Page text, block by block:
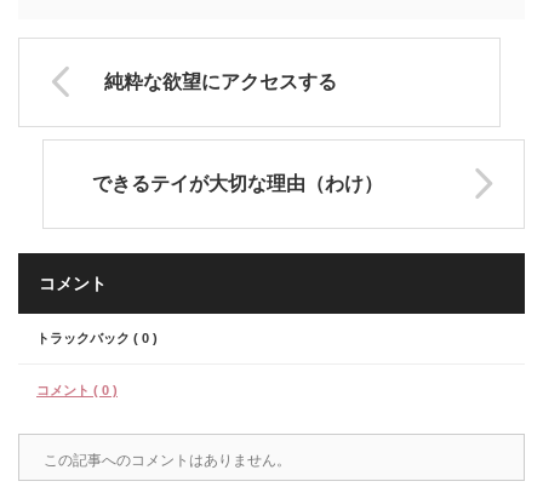
純粋な欲望にアクセスする
できるテイが大切な理由（わけ）
コメント
トラックバック ( 0 )
コメント ( 0 )
この記事へのコメントはありません。